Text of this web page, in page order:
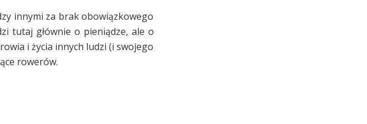
innymi za brak obowiązkowego
tutaj głównie o pieniądze, ale o
i życia innych ludzi (i swojego
rowerów.